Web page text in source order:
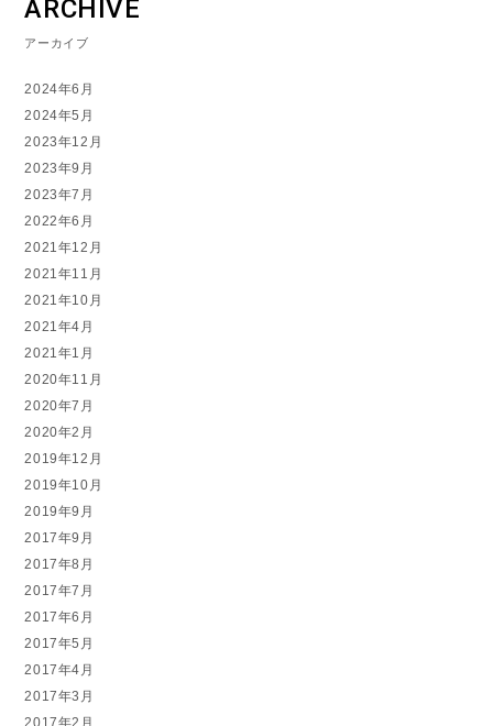
ARCHIVE
アーカイブ
2024年6月
2024年5月
2023年12月
2023年9月
2023年7月
2022年6月
2021年12月
2021年11月
2021年10月
2021年4月
2021年1月
2020年11月
2020年7月
2020年2月
2019年12月
2019年10月
2019年9月
2017年9月
2017年8月
2017年7月
2017年6月
2017年5月
2017年4月
2017年3月
2017年2月